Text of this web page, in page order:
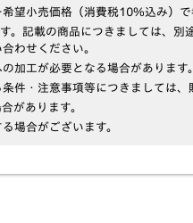
望小売価格（消費税10％込み）で
。記載の商品につきましては、別
わせください。
加工が必要となる場合があります。
件・注意事項等につきましては、
があります。
場合がございます。